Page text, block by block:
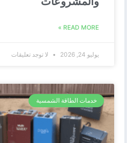
READ MORE »
يوليو 24, 2026 لا توجد تعليقات
خدمات الطاقة الشمسية